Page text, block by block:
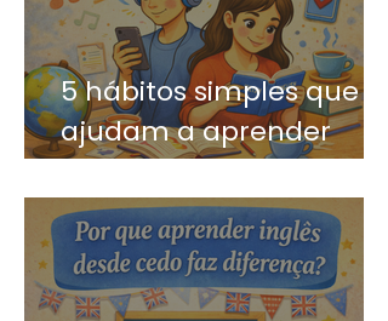
5 hábitos simples que
ajudam a aprender
inglês mais rápido